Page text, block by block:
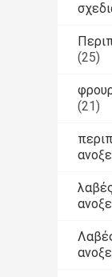
(25)
(21)